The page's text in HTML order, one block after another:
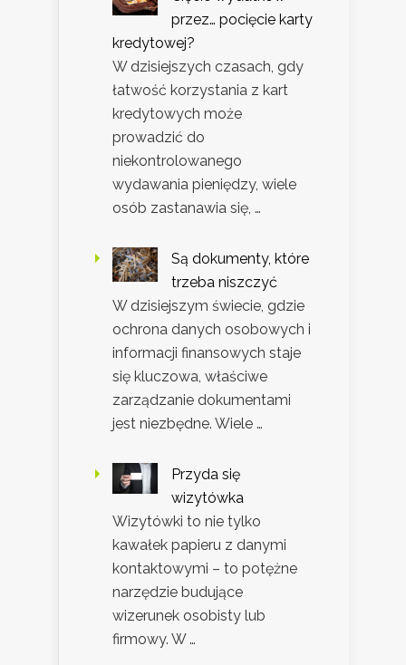
przez… pocięcie karty
kredytowej?
W dzisiejszych czasach, gdy
łatwość korzystania z kart
kredytowych może
prowadzić do
niekontrolowanego
wydawania pieniędzy, wiele
osób zastanawia się, …
Są dokumenty, które
trzeba niszczyć
W dzisiejszym świecie, gdzie
ochrona danych osobowych i
informacji finansowych staje
się kluczowa, właściwe
zarządzanie dokumentami
jest niezbędne. Wiele …
Przyda się
wizytówka
Wizytówki to nie tylko
kawałek papieru z danymi
kontaktowymi – to potężne
narzędzie budujące
wizerunek osobisty lub
firmowy. W …